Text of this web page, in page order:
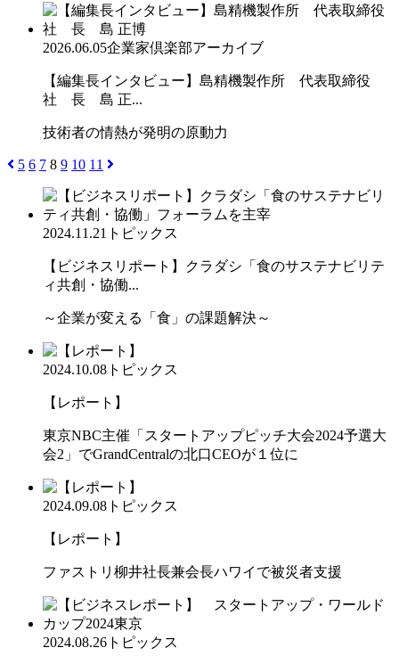
2026.06.05企業家倶楽部アーカイブ
【編集長インタビュー】島精機製作所 代表取締役
社 長 島 正...
技術者の情熱が発明の原動力
5 6 7 8 9 10 11
2024.11.21 トピックス
【ビジネスリポート】クラダシ「食のサステナビリテ
ィ共創・協働...
～企業が変える「食」の課題解決～
2024.10.08 トピックス
【レポート】
東京NBC主催「スタートアップピッチ大会2024予選大
会2」でGrandCentralの北口CEOが１位に
2024.09.08 トピックス
【レポート】
ファストリ柳井社長兼会長ハワイで被災者支援
2024.08.26 トピックス